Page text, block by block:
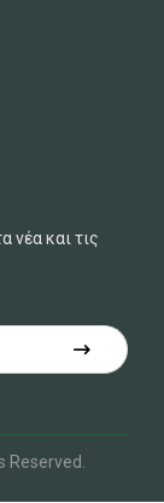
νέα και τις
Reserved.